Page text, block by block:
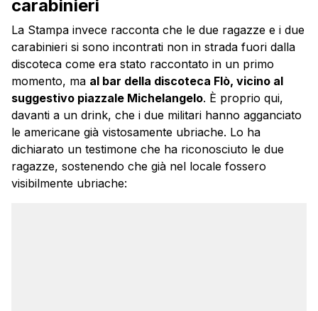
carabinieri
La Stampa invece racconta che le due ragazze e i due
carabinieri si sono incontrati non in strada fuori dalla
discoteca come era stato raccontato in un primo
momento, ma al bar della discoteca Flò, vicino al
suggestivo piazzale Michelangelo. È proprio qui,
davanti a un drink, che i due militari hanno agganciato
le americane già vistosamente ubriache. Lo ha
dichiarato un testimone che ha riconosciuto le due
ragazze, sostenendo che già nel locale fossero
visibilmente ubriache: